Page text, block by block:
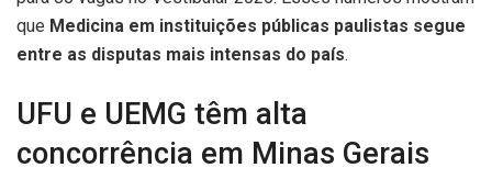
que Medicina em instituições públicas paulistas segue
entre as disputas mais intensas do país.
UFU e UEMG têm alta
concorrência em Minas Gerais